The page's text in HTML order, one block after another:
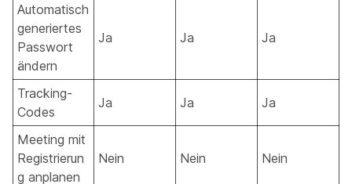
Automatisch
generiertes
Passwort
ändern
Ja Ja Ja
Tracking-
Codes
Ja Ja Ja
Meeting mit
Registrierun
g anplanen
Nein Nein Nein